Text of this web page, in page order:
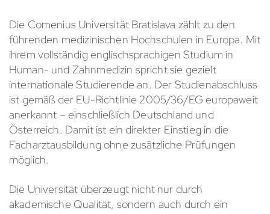
Die Comenius Universität Bratislava zählt zu den
führenden medizinischen Hochschulen in Europa. Mit
ihrem vollständig englischsprachigen Studium in
Human- und Zahnmedizin spricht sie gezielt
internationale Studierende an. Der Studienabschluss
ist gemäß der EU-Richtlinie 2005/36/EG europaweit
anerkannt – einschließlich Deutschland und
Österreich. Damit ist ein direkter Einstieg in die
Facharztausbildung ohne zusätzliche Prüfungen
möglich.
Die Universität überzeugt nicht nur durch
akademische Qualität, sondern auch durch ein